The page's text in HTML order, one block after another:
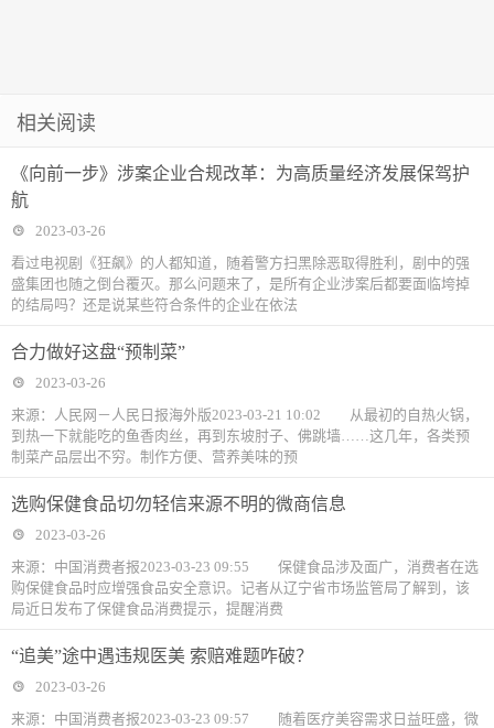
相关阅读
《向前一步》涉案企业合规改革：为高质量经济发展保驾护
航
2023-03-26
看过电视剧《狂飙》的人都知道，随着警方扫黑除恶取得胜利，剧中的强
盛集团也随之倒台覆灭。那么问题来了，是所有企业涉案后都要面临垮掉
的结局吗？还是说某些符合条件的企业在依法
合力做好这盘“预制菜”
2023-03-26
来源：人民网－人民日报海外版2023-03-21 10:02 从最初的自热火锅，
到热一下就能吃的鱼香肉丝，再到东坡肘子、佛跳墙……这几年，各类预
制菜产品层出不穷。制作方便、营养美味的预
选购保健食品切勿轻信来源不明的微商信息
2023-03-26
来源：中国消费者报2023-03-23 09:55 保健食品涉及面广，消费者在选
购保健食品时应增强食品安全意识。记者从辽宁省市场监管局了解到，该
局近日发布了保健食品消费提示，提醒消费
“追美”途中遇违规医美 索赔难题咋破？
2023-03-26
来源：中国消费者报2023-03-23 09:57 随着医疗美容需求日益旺盛，微